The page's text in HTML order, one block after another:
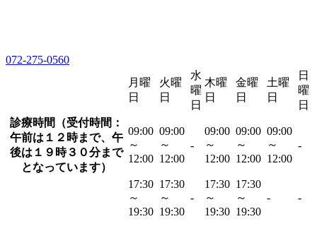
072-275-0560
月曜
日
火曜
日
水
曜
日
木曜
日
金曜
日
土曜
日
日
曜
日
診療時間（受付時間：
午前は１２時まで、午
後は１９時３０分まで
となっています）
09:00
～
12:00
09:00
～
12:00
-
09:00
～
12:00
09:00
～
12:00
09:00
～
12:00
-
17:30
～
19:30
17:30
～
19:30
-
17:30
～
19:30
17:30
～
19:30
- -